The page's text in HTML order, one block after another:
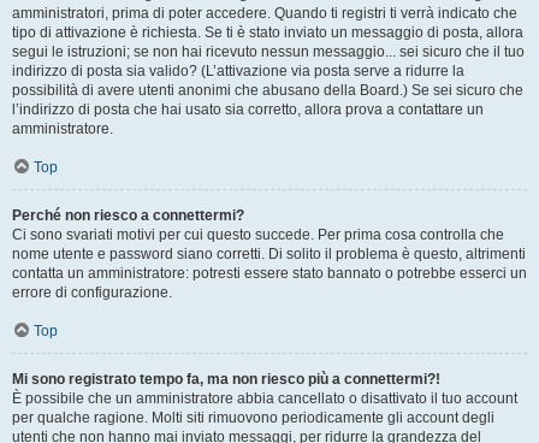
amministratori, prima di poter accedere. Quando ti registri ti verrà indicato che
tipo di attivazione è richiesta. Se ti è stato inviato un messaggio di posta, allora
segui le istruzioni; se non hai ricevuto nessun messaggio... sei sicuro che il tuo
indirizzo di posta sia valido? (L’attivazione via posta serve a ridurre la
possibilità di avere utenti anonimi che abusano della Board.) Se sei sicuro che
l’indirizzo di posta che hai usato sia corretto, allora prova a contattare un
amministratore.
Top
Perché non riesco a connettermi?
Ci sono svariati motivi per cui questo succede. Per prima cosa controlla che
nome utente e password siano corretti. Di solito il problema è questo, altrimenti
contatta un amministratore: potresti essere stato bannato o potrebbe esserci un
errore di configurazione.
Top
Mi sono registrato tempo fa, ma non riesco più a connettermi?!
È possibile che un amministratore abbia cancellato o disattivato il tuo account
per qualche ragione. Molti siti rimuovono periodicamente gli account degli
utenti che non hanno mai inviato messaggi, per ridurre la grandezza del